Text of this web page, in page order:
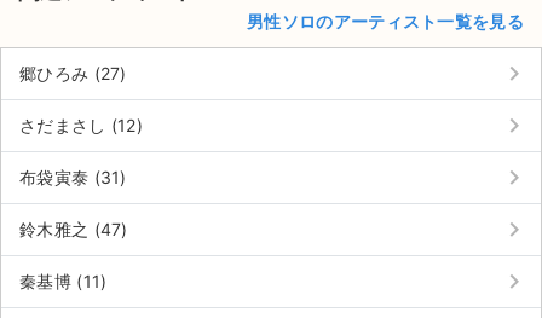
男性ソロのアーティスト一覧を見る
郷ひろみ (27) keyboard_arrow_right
さだまさし (12) keyboard_arrow_right
布袋寅泰 (31) keyboard_arrow_right
鈴木雅之 (47) keyboard_arrow_right
秦基博 (11) keyboard_arrow_right